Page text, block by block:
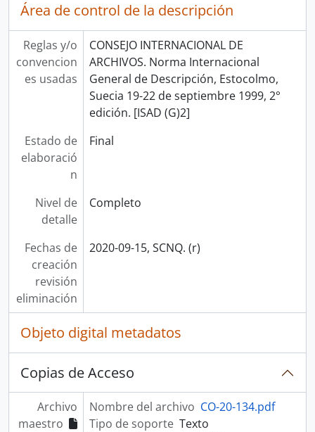
Área de control de la descripción
Reglas y/o
convencion
es usadas
CONSEJO INTERNACIONAL DE
ARCHIVOS. Norma Internacional
General de Descripción, Estocolmo,
Suecia 19-22 de septiembre 1999, 2°
edición. [ISAD (G)2]
Estado de
elaboració
n
Final
Nivel de
detalle
Completo
Fechas de
creación
revisión
eliminación
2020-09-15, SCNQ. (r)
Objeto digital metadatos
Copias de Acceso
Archivo
maestro
Nombre del archivo CO-20-134.pdf
Tipo de soporte Texto